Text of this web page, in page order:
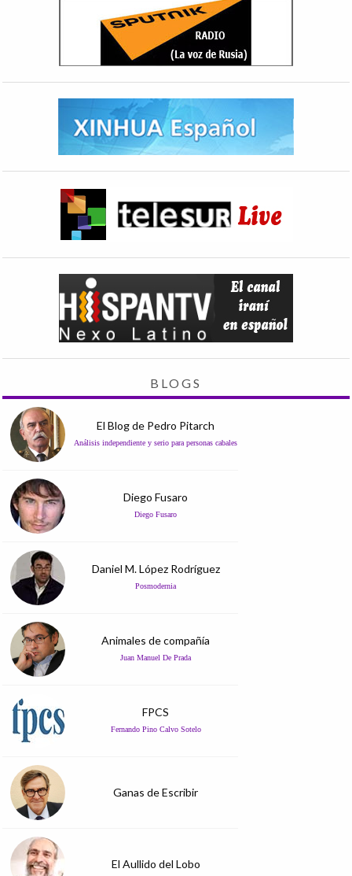
BLOGS
El Blog de Pedro Pitarch
Análisis independiente y serio para personas cabales
Diego Fusaro
Diego Fusaro
Daniel M. López Rodríguez
Posmodernia
Animales de compañía
Juan Manuel De Prada
FPCS
Fernando Pino Calvo Sotelo
Ganas de Escribir
El Aullido del Lobo